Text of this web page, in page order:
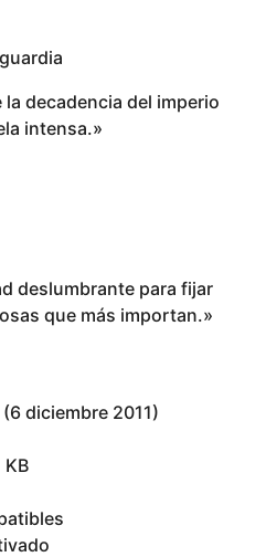
decadencia del imperio
intensa.»
deslumbrante para fijar
que más importan.»
(6 diciembre 2011)
: ‎ 351 KB
: ‎ Compatibles
: ‎ Activado